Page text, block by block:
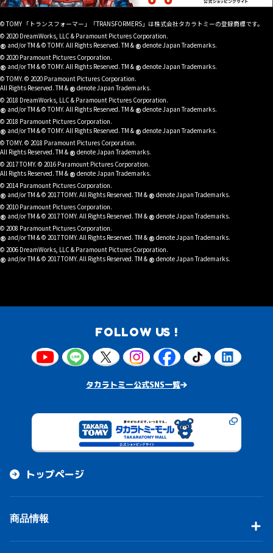
© TOMY 「トランスフォーマー」「TRANSFORMERS」は株式会社タカラトミーの登録商標です。
© 2020 DreamWorks, LLC & Paramount Pictures Corporation.
® and/or TM & © TOMY. All Rights Reserved. TM & ® denote Japan Trademarks.
© 2020 Paramount Pictures Corporation.
® and/or TM & © TOMY. All Rights Reserved. TM & ® denote Japan Trademarks.
© TOMY. © 2020 Paramount Pictures Corporation.
All Rights Reserved. TM & ® denote Japan Trademarks.
© 2018 DreamWorks, LLC & Paramount Pictures Corporation.
® and/or TM & © TOMY. All Rights Reserved. TM & ® denote Japan Trademarks.
© 2018 Paramount Pictures Corporation.
® and/or TM & © TOMY. All Rights Reserved. TM & ® denote Japan Trademarks.
© TOMY. © 2018 Paramount Pictures Corporation.
All Rights Reserved. TM & ® denote Japan Trademarks.
© 2017 TOMY. © 2016 Paramount Pictures Corporation.
All Rights Reserved. TM & ® denote Japan Trademarks.
© 2014 Paramount Pictures Corporation.
® and/or TM & © 2017 TOMY. All Rights Reserved. TM & ® denote Japan Trademarks.
© 2010 Paramount Pictures Corporation.
® and/or TM & © 2017 TOMY. All Rights Reserved. TM & ® denote Japan Trademarks.
© 2008 Paramount Pictures Corporation.
® and/or TM & © 2017 TOMY. All Rights Reserved. TM & ® denote Japan Trademarks.
© 2006 DreamWorks, LLC & Paramount Pictures Corporation.
® and/or TM & © 2017 TOMY. All Rights Reserved. TM & ® denote Japan Trademarks.
FOLLOW US !
タカラトミー公式SNS一覧
トップページ
商品情報